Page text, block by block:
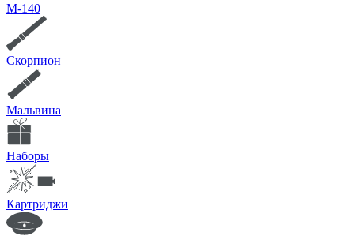
М-140
Скорпион
Мальвина
Наборы
Картриджи